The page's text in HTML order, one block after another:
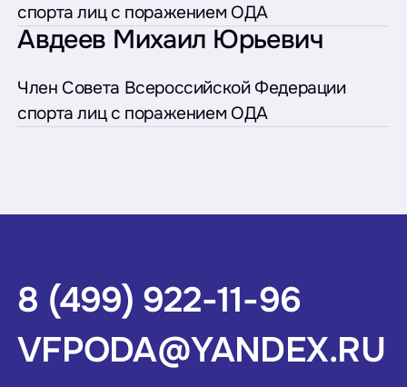
спорта лиц с поражением ОДА
Авдеев Михаил Юрьевич
Член Совета Всероссийской Федерации
спорта лиц с поражением ОДА
8 (499) 922-11-96
VFPODA@YANDEX.RU